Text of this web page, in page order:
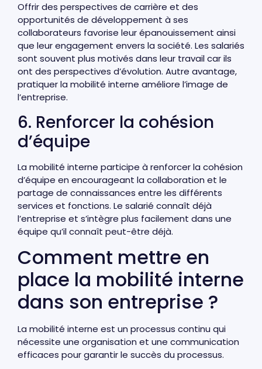
Offrir des perspectives de carrière et des
opportunités de développement à ses
collaborateurs favorise leur épanouissement ainsi
que leur engagement envers la société. Les salariés
sont souvent plus motivés dans leur travail car ils
ont des perspectives d’évolution. Autre avantage,
pratiquer la mobilité interne améliore l’image de
l’entreprise.
6. Renforcer la cohésion
d’équipe
La mobilité interne participe à renforcer la cohésion
d’équipe en encourageant la collaboration et le
partage de connaissances entre les différents
services et fonctions. Le salarié connaît déjà
l’entreprise et s’intègre plus facilement dans une
équipe qu’il connaît peut-être déjà.
Comment mettre en
place la mobilité interne
dans son entreprise ?
La mobilité interne est un processus continu qui
nécessite une organisation et une communication
efficaces pour garantir le succès du processus.